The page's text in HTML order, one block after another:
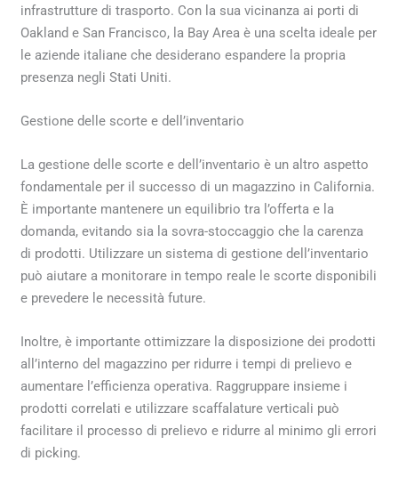
infrastrutture di trasporto. Con la sua vicinanza ai porti di
Oakland e San Francisco, la Bay Area è una scelta ideale per
le aziende italiane che desiderano espandere la propria
presenza negli Stati Uniti.
Gestione delle scorte e dell’inventario
La gestione delle scorte e dell’inventario è un altro aspetto
fondamentale per il successo di un magazzino in California.
È importante mantenere un equilibrio tra l’offerta e la
domanda, evitando sia la sovra-stoccaggio che la carenza
di prodotti. Utilizzare un sistema di gestione dell’inventario
può aiutare a monitorare in tempo reale le scorte disponibili
e prevedere le necessità future.
Inoltre, è importante ottimizzare la disposizione dei prodotti
all’interno del magazzino per ridurre i tempi di prelievo e
aumentare l’efficienza operativa. Raggruppare insieme i
prodotti correlati e utilizzare scaffalature verticali può
facilitare il processo di prelievo e ridurre al minimo gli errori
di picking.